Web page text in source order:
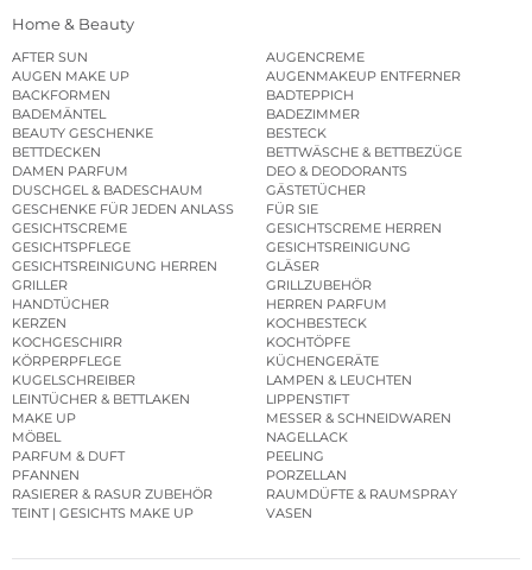
Home & Beauty
AFTER SUN
AUGENCREME
AUGEN MAKE UP
AUGENMAKEUP ENTFERNER
BACKFORMEN
BADTEPPICH
BADEMÄNTEL
BADEZIMMER
BEAUTY GESCHENKE
BESTECK
BETTDECKEN
BETTWÄSCHE & BETTBEZÜGE
DAMEN PARFUM
DEO & DEODORANTS
DUSCHGEL & BADESCHAUM
GÄSTETÜCHER
GESCHENKE FÜR JEDEN ANLASS
FÜR SIE
GESICHTSCREME
GESICHTSCREME HERREN
GESICHTSPFLEGE
GESICHTSREINIGUNG
GESICHTSREINIGUNG HERREN
GLÄSER
GRILLER
GRILLZUBEHÖR
HANDTÜCHER
HERREN PARFUM
KERZEN
KOCHBESTECK
KOCHGESCHIRR
KOCHTÖPFE
KÖRPERPFLEGE
KÜCHENGERÄTE
KUGELSCHREIBER
LAMPEN & LEUCHTEN
LEINTÜCHER & BETTLAKEN
LIPPENSTIFT
MAKE UP
MESSER & SCHNEIDWAREN
MÖBEL
NAGELLACK
PARFUM & DUFT
PEELING
PFANNEN
PORZELLAN
RASIERER & RASUR ZUBEHÖR
RAUMDÜFTE & RAUMSPRAY
TEINT | GESICHTS MAKE UP
VASEN